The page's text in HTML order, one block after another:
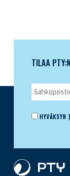
TILAA
HYVÄKSYN